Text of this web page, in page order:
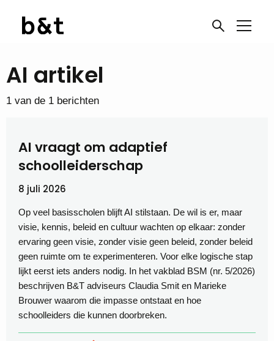
AI artikel
1 van de 1 berichten
AI vraagt om adaptief
schoolleiderschap
8 juli 2026
Op veel basisscholen blijft AI stilstaan. De wil is er, maar
visie, kennis, beleid en cultuur wachten op elkaar: zonder
ervaring geen visie, zonder visie geen beleid, zonder beleid
geen ruimte om te experimenteren. Voor elke logische stap
lijkt eerst iets anders nodig. In het vakblad BSM (nr. 5/2026)
beschrijven B&T adviseurs Claudia Smit en Marieke
Brouwer waarom die impasse ontstaat en hoe
schoolleiders die kunnen doorbreken.